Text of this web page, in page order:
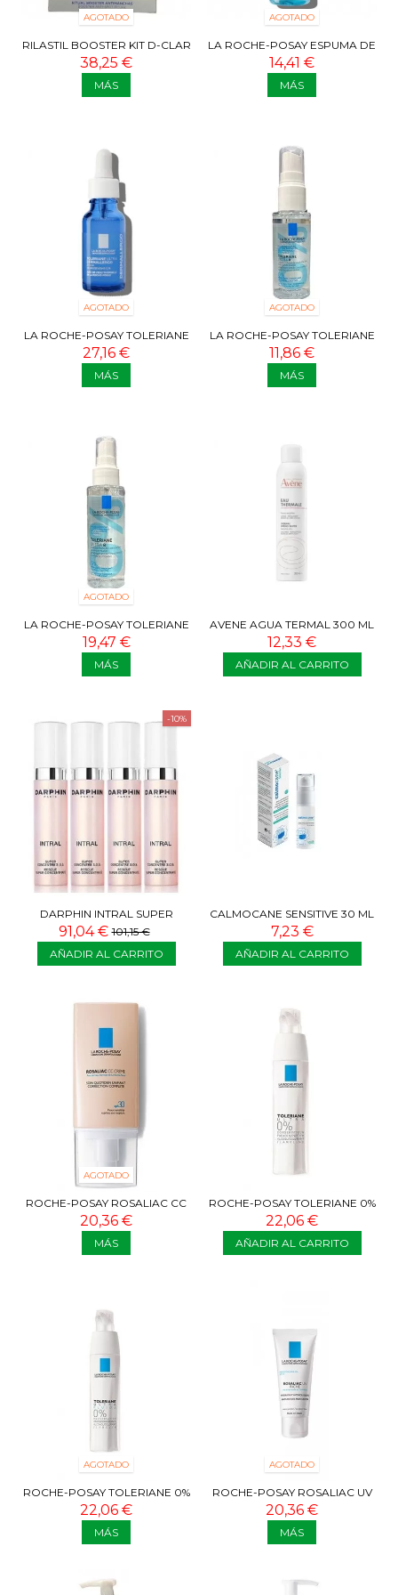
AGOTADO
RILASTIL BOOSTER KIT D-CLAR
GOTAS DESPIGMENTANTES 30
ML +...
38,25 €
MÁS
AGOTADO
LA ROCHE-POSAY ESPUMA DE
AGUA MICELAR LIMPIADORA
PIEL...
14,41 €
MÁS
AGOTADO
LA ROCHE-POSAY TOLERIANE
ULTRA DERMALLERGO SÉRUM
20 ML
27,16 €
MÁS
AGOTADO
LA ROCHE-POSAY TOLERIANE
ULTRA 8 45 ML
11,86 €
MÁS
AGOTADO
LA ROCHE-POSAY TOLERIANE
ULTRA 8 100 ML
19,47 €
MÁS
AVENE AGUA TERMAL 300 ML
12,33 €
AÑADIR AL CARRITO
-10%
DARPHIN INTRAL SUPER
CONCENTRE S.O.S 4 DOSIS
91,04 €101,15 €
AÑADIR AL CARRITO
CALMOCANE SENSITIVE 30 ML
7,23 €
AÑADIR AL CARRITO
AGOTADO
ROCHE-POSAY ROSALIAC CC
CREAM SPF30 50 ML
20,36 €
MÁS
ROCHE-POSAY TOLERIANE 0%
DERMALLERGIO CREMA 40
ML
22,06 €
AÑADIR AL CARRITO
AGOTADO
ROCHE-POSAY TOLERIANE 0%
DERMALLERGO FLUIDO 40 ML
22,06 €
MÁS
AGOTADO
ROCHE-POSAY ROSALIAC UV
RICA 40 ML
20,36 €
MÁS